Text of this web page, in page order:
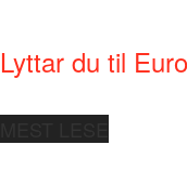
Lyttar du til